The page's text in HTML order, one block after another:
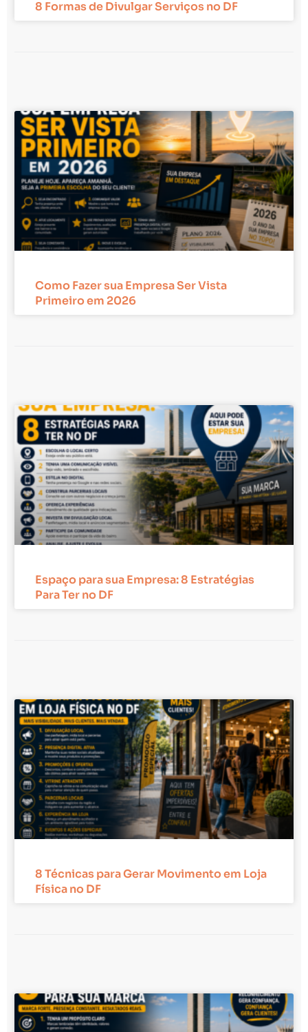
8 Formas de Divulgar Serviços no DF
Como Fazer sua Empresa Ser Vista
Primeiro em 2026
Espaço para sua Empresa: 8 Estratégias
Para Ter no DF
8 Técnicas para Gerar Movimento em Loja
Física no DF